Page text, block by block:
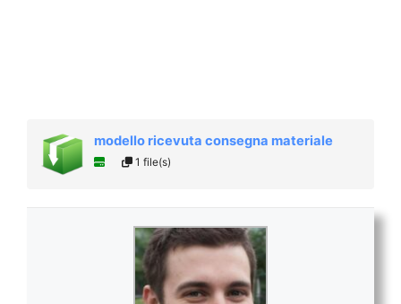
modello ricevuta consegna materiale
1 file(s)